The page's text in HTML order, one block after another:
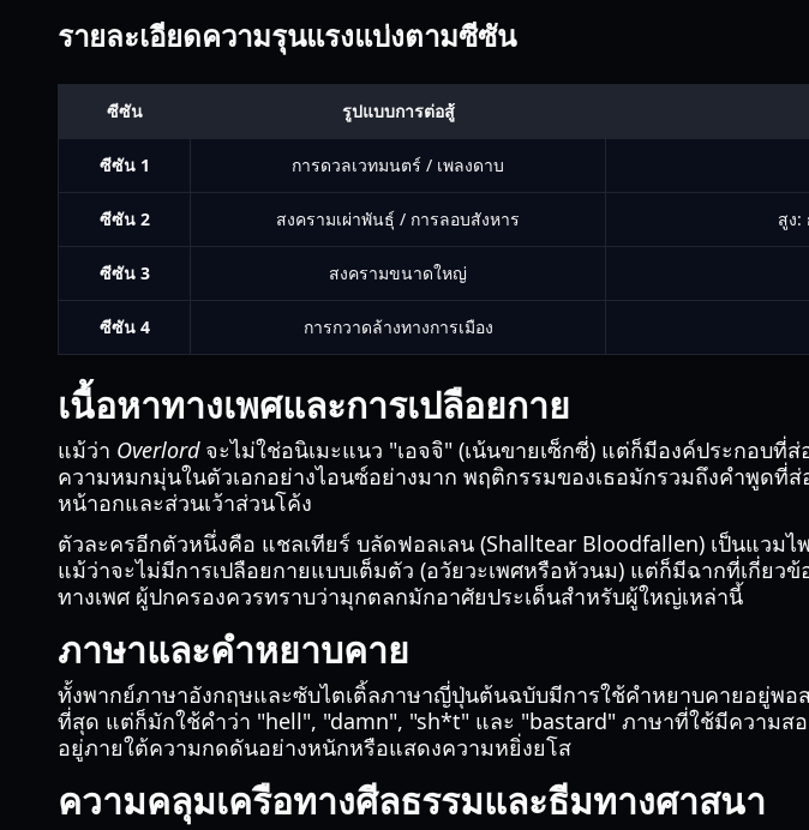
รายละเอียดความรุนแรงแบ่งตามซีซัน
ซีซัน รูปแบบการต่อสู้
ซีซัน 1 การดวลเวทมนตร์ / เพลงดาบ
ซีซัน 2 สงครามเผ่าพันธุ์ / การลอบสังหาร สูง:
ซีซัน 3 สงครามขนาดใหญ่
ซีซัน 4 การกวาดล้างทางการเมือง
เนื้อหาทางเพศและการเปลือยกาย
แม้ว่า Overlordจะไม่ใช่อนิเมะแนว "เอจจิ" (เน้นขายเซ็กซี่) แต่ก็มีองค์ประกอบที่
ความหมกมุ่นในตัวเอกอย่างไอนซ์อย่างมาก พฤติกรรมของเธอมักรวมถึงคำพูดที่
หน้าอกและส่วนเว้าส่วนโค้ง
ตัวละครอีกตัวหนึ่งคือ แชลเทียร์ บลัดฟอลเลน (Shalltear Bloodfallen) เป็นแวม
แม้ว่าจะไม่มีการเปลือยกายแบบเต็มตัว (อวัยวะเพศหรือหัวนม) แต่ก็มีฉากที่เกี่ย
ทางเพศ ผู้ปกครองควรทราบว่ามุกตลกมักอาศัยประเด็นสำหรับผู้ใหญ่เหล่านี้
ภาษาและคำหยาบคาย
ทั้งพากย์ภาษาอังกฤษและซับไตเติ้ลภาษาญี่ปุ่นต้นฉบับมีการใช้คำหยาบคายอยู่พอ
ที่สุด แต่ก็มักใช้คำว่า "hell", "damn", "sh*t" และ "bastard" ภาษาที่ใช้มีควา
อยู่ภายใต้ความกดดันอย่างหนักหรือแสดงความหยิ่งยโส
ความคลุมเครือทางศีลธรรมและธีมทางศาสนา